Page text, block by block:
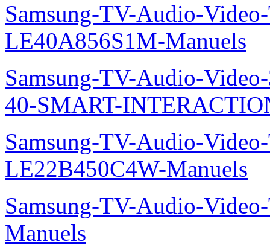
Samsung-TV-Audio-
LE40A856S1M-Manuels
Samsung-TV-Audio-
40-SMART-
Samsung-TV-Audio-
LE22B450C4W-Manuels
Samsung-TV-Audio-
Manuels